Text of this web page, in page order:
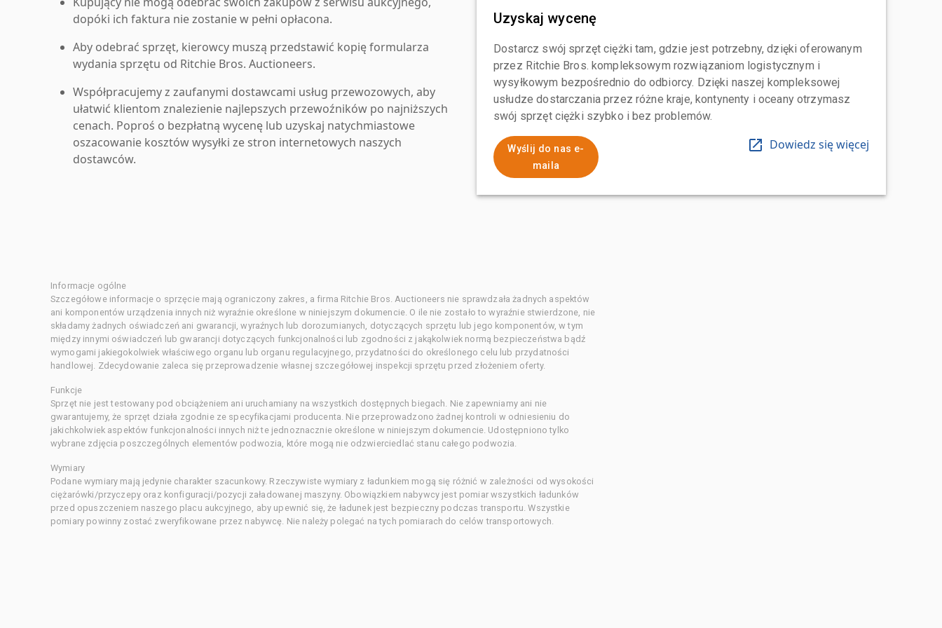
dopóki ich faktura nie zostanie w pełni opłacona.
Aby odebrać sprzęt, kierowcy muszą przedstawić kopię formularza
wydania sprzętu od Ritchie Bros. Auctioneers.
Współpracujemy z zaufanymi dostawcami usług przewozowych, aby
ułatwić klientom znalezienie najlepszych przewoźników po najniższych
cenach. Poproś o bezpłatną wycenę lub uzyskaj natychmiastowe
oszacowanie kosztów wysyłki ze stron internetowych naszych
dostawców.
Uzyskaj wycenę
Dostarcz swój sprzęt ciężki tam, gdzie jest potrzebny, dzięki oferowanym
przez Ritchie Bros. kompleksowym rozwiązaniom logistycznym i
wysyłkowym bezpośrednio do odbiorcy. Dzięki naszej kompleksowej
usłudze dostarczania przez różne kraje, kontynenty i oceany otrzymasz
swój sprzęt ciężki szybko i bez problemów.
Wyślij do nas e-
maila
Dowiedz się więcej
Informacje ogólne
Szczegółowe informacje o sprzęcie mają ograniczony zakres, a firma Ritchie Bros. Auctioneers nie sprawdzała żadnych aspektów
ani komponentów urządzenia innych niż wyraźnie określone w niniejszym dokumencie. O ile nie zostało to wyraźnie stwierdzone, nie
składamy żadnych oświadczeń ani gwarancji, wyraźnych lub dorozumianych, dotyczących sprzętu lub jego komponentów, w tym
między innymi oświadczeń lub gwarancji dotyczących funkcjonalności lub zgodności z jakąkolwiek normą bezpieczeństwa bądź
wymogami jakiegokolwiek właściwego organu lub organu regulacyjnego, przydatności do określonego celu lub przydatności
handlowej. Zdecydowanie zaleca się przeprowadzenie własnej szczegółowej inspekcji sprzętu przed złożeniem oferty.
Funkcje
Sprzęt nie jest testowany pod obciążeniem ani uruchamiany na wszystkich dostępnych biegach. Nie zapewniamy ani nie
gwarantujemy, że sprzęt działa zgodnie ze specyfikacjami producenta. Nie przeprowadzono żadnej kontroli w odniesieniu do
jakichkolwiek aspektów funkcjonalności innych niż te jednoznacznie określone w niniejszym dokumencie. Udostępniono tylko
wybrane zdjęcia poszczególnych elementów podwozia, które mogą nie odzwierciedlać stanu całego podwozia.
Wymiary
Podane wymiary mają jedynie charakter szacunkowy. Rzeczywiste wymiary z ładunkiem mogą się różnić w zależności od wysokości
ciężarówki/przyczepy oraz konfiguracji/pozycji załadowanej maszyny. Obowiązkiem nabywcy jest pomiar wszystkich ładunków
przed opuszczeniem naszego placu aukcyjnego, aby upewnić się, że ładunek jest bezpieczny podczas transportu. Wszystkie
pomiary powinny zostać zweryfikowane przez nabywcę. Nie należy polegać na tych pomiarach do celów transportowych.